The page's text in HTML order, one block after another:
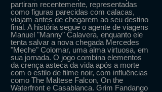
partiram recentemente, representadas
como figuras parecidas com calacas,
viajam antes de chegarem ao seu destino
final. A história segue o agente de viagens
Manuel "Manny" Calavera, enquanto ele
tenta salvar a nova chegada Mercedes
"Meche" Colomar, uma alma virtuosa, em
sua jornada. O jogo combina elementos
da crença asteca da vida após a morte
com o estilo de filme noir, com influências
como The Maltese Falcon, On the
Waterfront e Casablanca. Grim Fandango